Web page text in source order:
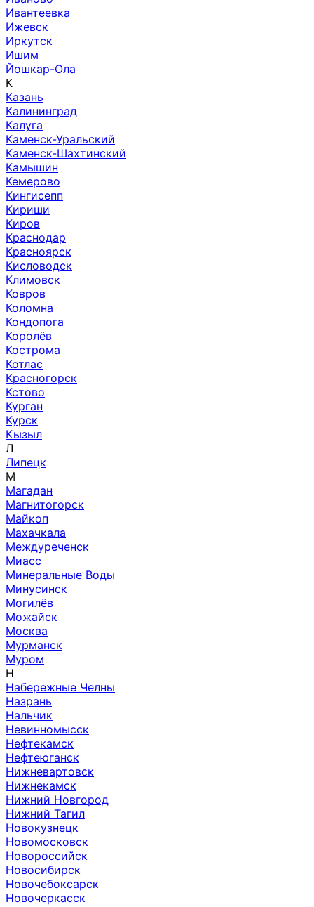
Ивантеевка
Ижевск
Иркутск
Ишим
Йошкар-Ола
К
Казань
Калининград
Калуга
Каменск-Уральский
Каменск-Шахтинский
Камышин
Кемерово
Кингисепп
Кириши
Киров
Краснодар
Красноярск
Кисловодск
Климовск
Ковров
Коломна
Кондопога
Королёв
Кострома
Котлас
Красногорск
Кстово
Курган
Курск
Кызыл
Л
Липецк
М
Магадан
Магнитогорск
Майкоп
Махачкала
Междуреченск
Миасс
Минеральные Воды
Минусинск
Могилёв
Можайск
Москва
Мурманск
Муром
Н
Набережные Челны
Назрань
Нальчик
Невинномысск
Нефтекамск
Нефтеюганск
Нижневартовск
Нижнекамск
Нижний Новгород
Нижний Тагил
Новокузнецк
Новомосковск
Новороссийск
Новосибирск
Новочебоксарск
Новочеркасск